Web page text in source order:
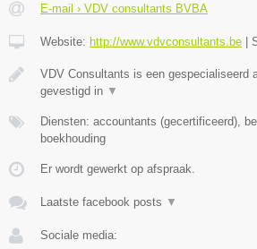
E-mail › VDV consultants BVBA
Website: http://www.vdvconsultants.be |
VDV Consultants is een gespecialiseerd
gevestigd in ▼
Diensten: accountants (gecertificeerd),
boekhouding
Er wordt gewerkt op afspraak.
Laatste facebook posts ▼
Sociale media: